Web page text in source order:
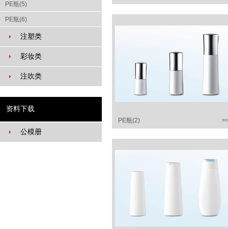
PE瓶(5)
PE瓶(6)
PETG圆肩瓶(1)
PP/PE小样瓶
PE双层瓶
PETG小样瓶
PE方瓶
PETG瓶
粉底液瓶
注塑类
彩妆类
注吹类
资料下载
公模册
PE瓶(2)